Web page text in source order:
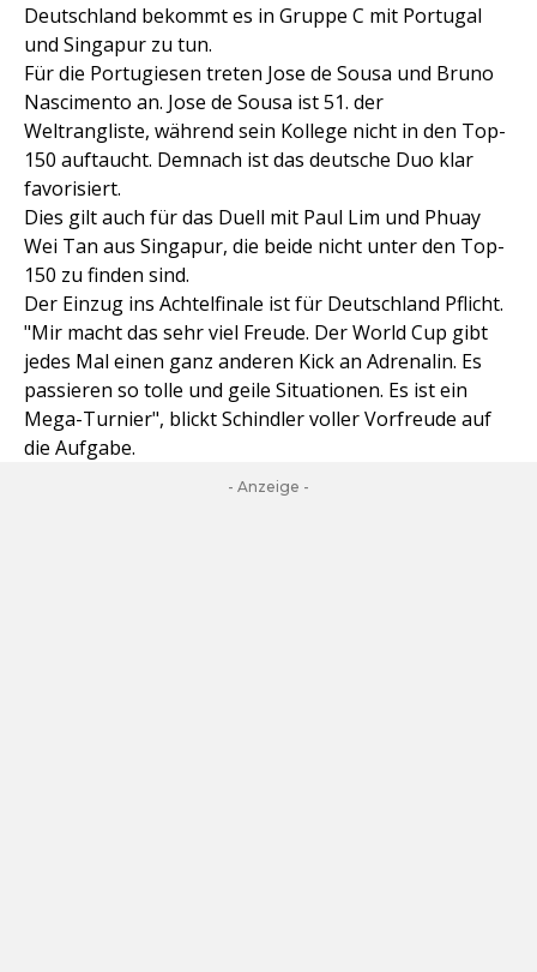
Deutschland bekommt es in Gruppe C mit Portugal
und Singapur zu tun.
Für die Portugiesen treten Jose de Sousa und Bruno
Nascimento an. Jose de Sousa ist 51. der
Weltrangliste, während sein Kollege nicht in den Top-
150 auftaucht. Demnach ist das deutsche Duo klar
favorisiert.
Dies gilt auch für das Duell mit Paul Lim und Phuay
Wei Tan aus Singapur, die beide nicht unter den Top-
150 zu finden sind.
Der Einzug ins Achtelfinale ist für Deutschland Pflicht.
"Mir macht das sehr viel Freude. Der World Cup gibt
jedes Mal einen ganz anderen Kick an Adrenalin. Es
passieren so tolle und geile Situationen. Es ist ein
Mega-Turnier", blickt Schindler voller Vorfreude auf
die Aufgabe.
- Anzeige -